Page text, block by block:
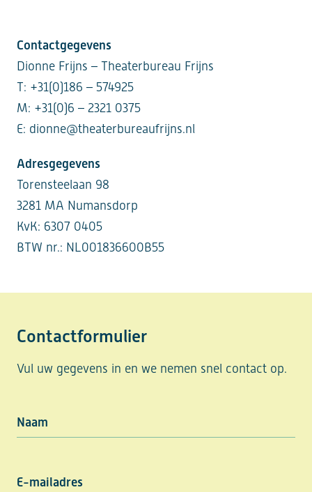
Contactgegevens
Dionne Frijns – Theaterbureau Frijns
T: +31(0)186 – 574925
M: +31(0)6 – 2321 0375
E: dionne@theaterbureaufrijns.nl
Adresgegevens
Torensteelaan 98
3281 MA Numansdorp
KvK: 6307 0405
BTW nr.: NL001836600B55
Contactformulier
Vul uw gegevens in en we nemen snel contact op.
Naam
E-mailadres